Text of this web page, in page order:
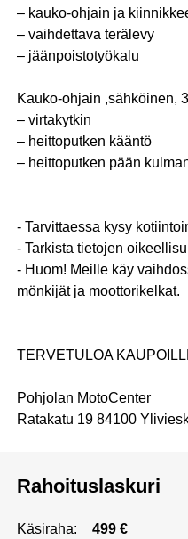
– kauko-ohjain ja
– vaihdettava terälevy
– jäänpoistotyökalu
Kauko-ohjain ,sähköinen,
– virtakytkin
– heittoputken kääntö
– heittoputken pään
- Tarvittaessa kysy
- Tarkista tietojen
- Huom! Meille käy
mönkijät ja moottorikelkat.
TERVETULOA
Pohjolan MotoCenter
Ratakatu 19 84100
Rahoituslaskuri
Käsiraha: 499€